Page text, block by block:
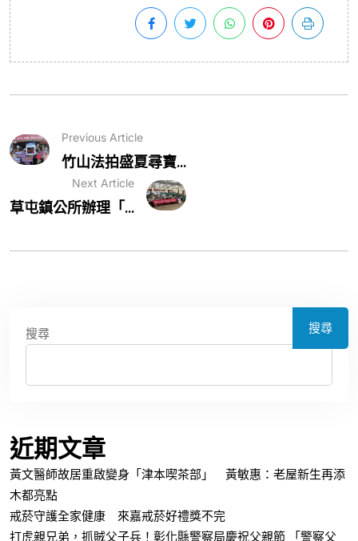
Previous Article
竹山法拍盛夏尋寶...
Next Article
草屯鎮公所辦理「...
搜尋 搜尋
近期文章
黃文醫師故居重啟變身「津本喫茶部」 黃敏惠：老屋新生再添
木都亮點
戒菸守護全家健康 來嘉戒菸好禮獎不完
打虎親兄弟，抓賊父子兵！彰化縣警察局慶祝父親節 「警察父